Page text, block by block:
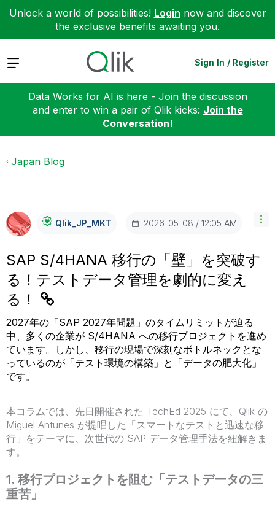
Unlock a world of possibilities! Login now and discover
the exclusive benefits awaiting you.
Expand Sign In / Register
Data Works for AI is here - Join the discussion
and enter to win a pair of Qlik kicks: Join the
Conversation!
Japan Blog
Qlik_JP_MKT ‎2026-05-08 12:05 AM
SAP S/4HANA 移行の「壁」を突破す
る！テストデータ管理を劇的に変え
る！
2027年の「SAP 2027年問題」のタイムリミットが迫る
中、多くの企業が S/4HANA への移行プロジェクトを進め
ています。しかし、移行の現場で深刻なボトルネックとな
っているのが「テスト環境の構築」と「データの肥大化」
です。
本コラムでは、先日開催された TechEd 2025 にて、Qlik の
Miguel Antunes が提唱した「スマートなテストと迅速な移
行」をテーマに、次世代の SAP データ管理手法を紐解きま
す。
1. 移行プロジェクトを阻む「テストデータの三
重苦」